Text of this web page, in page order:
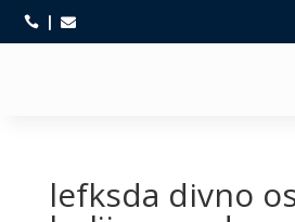
 
lefksda divno